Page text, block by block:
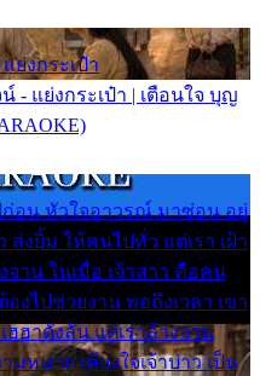
แย่งกระเป๋า
- แย่งกระเป๋า | เตือนใจ บุญ
ก่อน หัวใจอาวรณ์ มาซ่อน อยู่
ส่งยิ้ม ให้คนไปทั่ว แต่เรา เฝ้า
จาน ในเมื่อ เจ้าสาว คือคน
งไปช่วยงาน พอถึงเวลา เขา
ฮาดังลั่น แต่เราล้างจาน
หมาย เคียงใจเจ้าบ่าว เป็น